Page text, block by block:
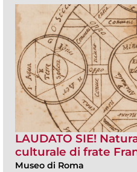
LAUDATO SIE!
culturale di frate
Museo di Roma